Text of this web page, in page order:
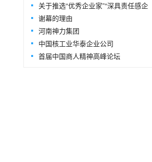
关于推选“优秀企业家”“深具责任感企
谢幕的理由
河南神力集团
中国核工业华泰企业公司
首届中国商人精神高峰论坛